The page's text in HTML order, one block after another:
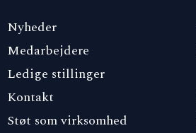
Nyheder
Medarbejdere
Ledige stillinger
Kontakt
Støt som virksomhed